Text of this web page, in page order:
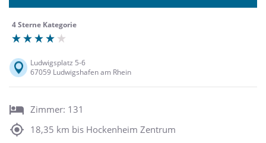
4 Sterne Kategorie
Ludwigsplatz 5-6
67059 Ludwigshafen am Rhein
Zimmer: 131
18,35 km bis Hockenheim Zentrum